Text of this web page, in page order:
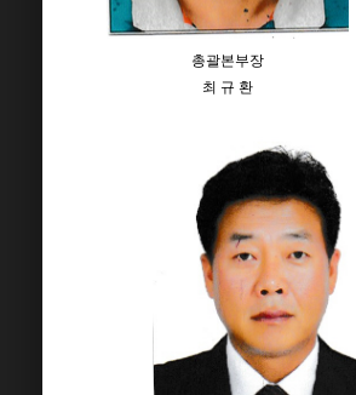
총괄본부장
최 규 환